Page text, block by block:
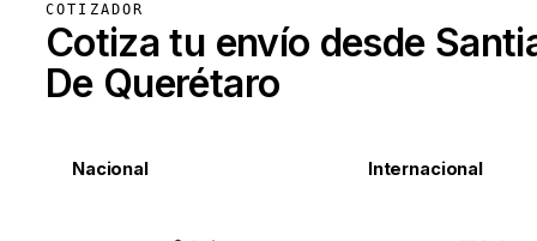
COTIZADOR
Cotiza tu envío desde
De Querétaro
Nacional Internacional